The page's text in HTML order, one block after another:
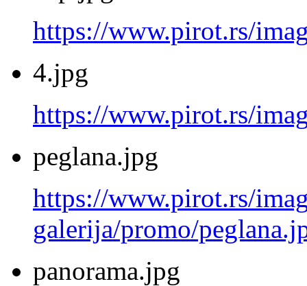
https://www.pirot.rs/
4.jpg
https://www.pirot.rs/
peglana.jpg
https://www.pirot.rs/
galerija/promo/
panorama.jpg